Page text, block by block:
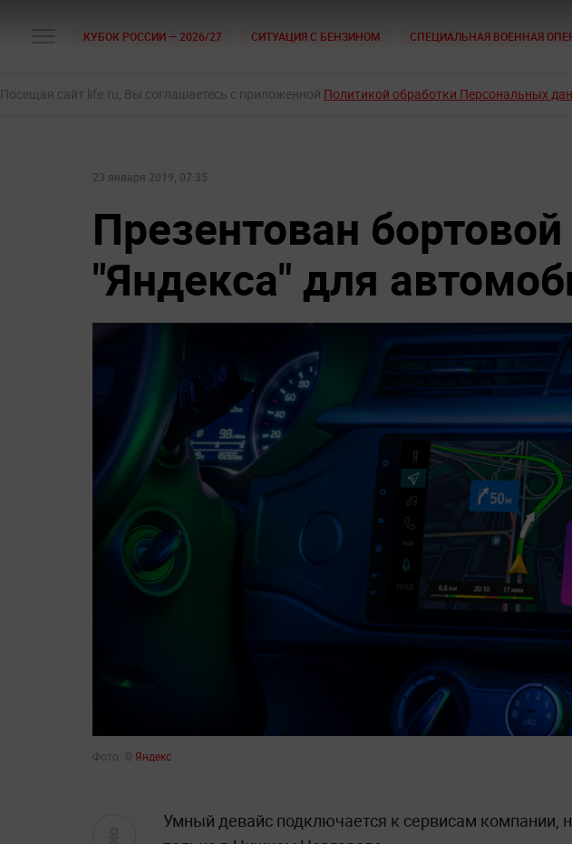
КУБОК РОССИИ — 2026/27 СИТУАЦИЯ С БЕНЗИНОМ СПЕЦИАЛЬНАЯ ВОЕННАЯ
Посещая сайт life.ru, Вы соглашаетесь с приложенной Политикой обработки Персональных
23 января 2019, 07:35
Презентован
"Яндекса" для
Фото: © Яндекс
Умный девайс подключается к сервисам компании,